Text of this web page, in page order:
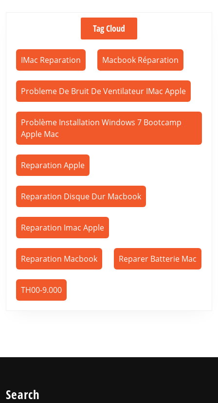
Tag Cloud
IMac Reparation Macbook Réparation
Probleme De Bruit De Ventilateur IMac Apple
Problème Installation Windows 7 Bootcamp
Apple Mac
Reparation Apple
Reparation Disque Dur Macbook
Reparation Imac Apple
Reparation Macbook Reparer Batterie Mac
TH00-9.000
Search